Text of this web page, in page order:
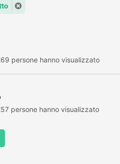
persone hanno visualizzato
persone hanno visualizzato